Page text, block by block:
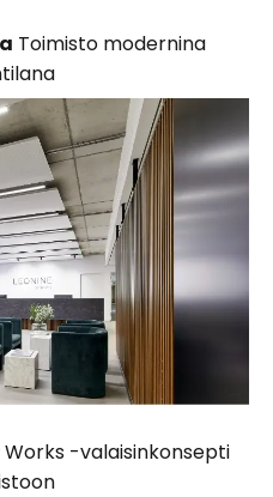
Toimisto modernina
Works -valaisinkonsepti